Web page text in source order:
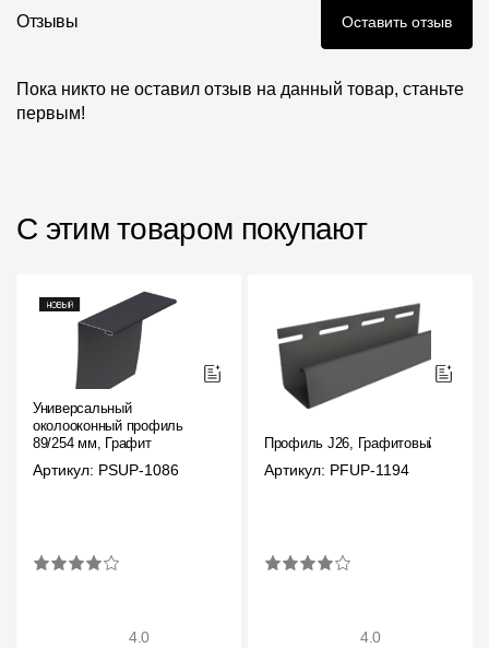
Отзывы Оставить отзыв
Пока никто не оставил отзыв на данный товар, станьте
первым!
С этим товаром покупают
Универсальный
околооконный профиль
89/254 мм, Графит
Артикул: PSUP-1086
4.0
Профиль J26, Графитовый
Артикул: PFUP-1194
4.0